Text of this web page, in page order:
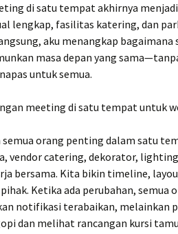
di satu tempat akhirnya
lengkap, fasilitas katering, dan
aku menangkap bagaimana
masa depan yang
untuk semua.
meeting di satu tempat untuk
semua orang penting dalam satu
vendor catering, dekorator,
bersama. Kita bikin timeline,
Ketika ada perubahan, semua
notifikasi terabaikan, melainkan
dan melihat rancangan kursi